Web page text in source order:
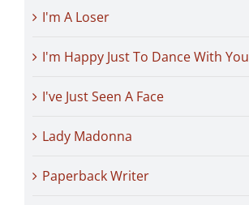
I'm A Loser
I'm Happy Just To Dance With You
I've Just Seen A Face
Lady Madonna
Paperback Writer